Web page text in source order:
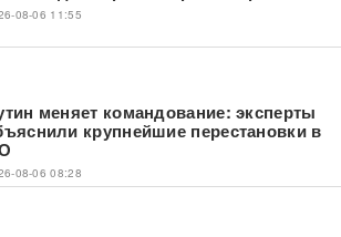
08-06 11:55
меняет командование: эксперты
крупнейшие перестановки в
08-06 08:28